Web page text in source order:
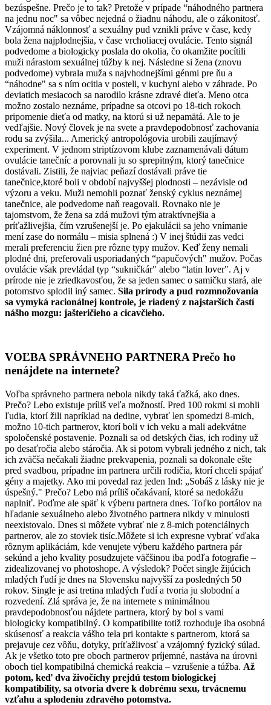
bezúspešne. Prečo je to tak? Pretože v prípade “náhodného partnera
na jednu noc" sa vôbec nejedná o žiadnu náhodu, ale o zákonitosť.
Vzájomná náklonnosť a sexuálny pud vznikli práve v čase, kedy
bola žena najplodnejšia, v čase vrcholiacej ovulácie. Tento signál
podvedome a biologicky poslala do okolia, čo okamžite pocítili
muži nárastom sexuálnej túžby k nej. Následne si žena (znovu
podvedome) vybrala muža s najvhodnejšími génmi pre ňu a
“náhodne" sa s ním ocitla v posteli, v kuchyni alebo v záhrade. Po
deviatich mesiacoch sa narodilo krásne zdravé dieťa. Meno otca
možno zostalo neznáme, prípadne sa otcovi po 18-tich rokoch
pripomenie dieťa od matky, na ktorú si už nepamätá. Ale to je
vedľajšie. Nový človek je na svete a pravdepodobnosť zachovania
rodu sa zvýšila... Americký antropológovia urobili zaujímavý
experiment. V jednom striptízovom klube zaznamenávali dátum
ovulácie tanečníc a porovnali ju so sprepitným, ktorý tanečnice
dostávali. Zistili, že najviac peňazí dostávali práve tie
tanečnice,ktoré boli v období najvyššej plodnosti – nezávisle od
výzoru a veku. Muži nemohli poznať ženský cyklus neznámej
tanečnice, ale podvedome naň reagovali. Rovnako nie je
tajomstvom, že žena sa zdá mužovi tým atraktívnejšia a
príťažlivejšia, čím vzrušenejší je. Po ejakulácii sa jeho vnímanie
mení zase do normálu – misia splnená :) V inej štúdii zas vedci
merali preferenciu žien pre rôzne typy mužov. Keď ženy nemali
plodné dni, preferovali usporiadaných “papučových" mužov. Počas
ovulácie však prevládal typ “sukničkár" alebo “latin lover". Aj v
prírode nie je zriedkavosťou, že sa jeden samec o samičku stará, ale
potomstvo splodil iný samec. Sila prírody a pud rozmnožovania
sa vymyká racionálnej kontrole, je riadený z najstarších častí
nášho mozgu: jašteričieho a cicavčieho.
VOĽBA SPRÁVNEHO PARTNERA Prečo ho
nenájdete na internete?
Voľba správneho partnera nebola nikdy taká ťažká, ako dnes.
Prečo? Lebo existuje príliš veľa možností. Pred 100 rokmi si mohli
ľudia, ktorí žili napríklad na dedine, vybrať len spomedzi 8-mich,
možno 10-tich partnerov, ktorí boli v ich veku a mali adekvátne
spoločenské postavenie. Poznali sa od detských čias, ich rodiny už
po desaťročia alebo stáročia. Ak si potom vybrali jedného z nich, tak
ich zväčša nečakali žiadne prekvapenia, poznali sa dokonale ešte
pred svadbou, prípadne im partnera určili rodičia, ktorí chceli spájať
gény a majetky. Ako mi povedal raz jeden Ind: „Sobáš z lásky nie je
úspešný." Prečo? Lebo má príliš očakávaní, ktoré sa nedokážu
naplniť. Poďme ale späť k výberu partnera dnes. Toľko portálov na
hľadanie sexuálneho alebo životného partnera nikdy v minulosti
neexistovalo. Dnes si môžete vybrať nie z 8-mich potenciálnych
partnerov, ale zo stoviek tisíc.Môžete si ich expresne vybrať vďaka
rôznym aplikáciám, kde venujete výberu každého partnera pár
sekúnd a jeho kvality posudzujete väčšinou iba podľa fotografie –
zidealizovanej vo photoshope. A výsledok? Počet single žijúcich
mladých ľudí je dnes na Slovensku najvyšší za posledných 50
rokov. Single je asi tretina mladých ľudí a tvoria ju slobodní a
rozvedení. Zlá správa je, že na internete s minimálnou
pravdepodobnosťou nájdete partnera, ktorý by bol s vami
biologicky kompatibilný. O kompatibilite totiž rozhoduje iba osobná
skúsenosť a reakcia vášho tela pri kontakte s partnerom, ktorá sa
prejavuje cez vôňu, dotyky, príťažlivosť a vzájomný fyzický súlad.
Ak je všetko toto pre oboch partnerov príjemné, nastáva na úrovni
oboch tiel kompatibilná chemická reakcia – vzrušenie a túžba. Až
potom, keď dva živočíchy prejdú testom biologickej
kompatibility, sa otvoria dvere k dobrému sexu, trvácnemu
vzťahu a splodeniu zdravého potomstva.